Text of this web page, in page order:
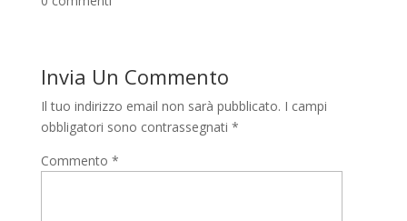
Invia Un Commento
Il tuo indirizzo email non sarà pubblicato. I campi
obbligatori sono contrassegnati *
Commento *